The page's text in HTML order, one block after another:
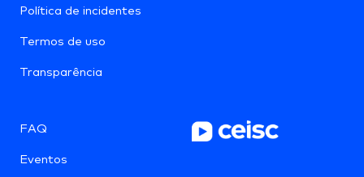
Política de incidentes
Termos de uso
Transparência
FAQ
Eventos